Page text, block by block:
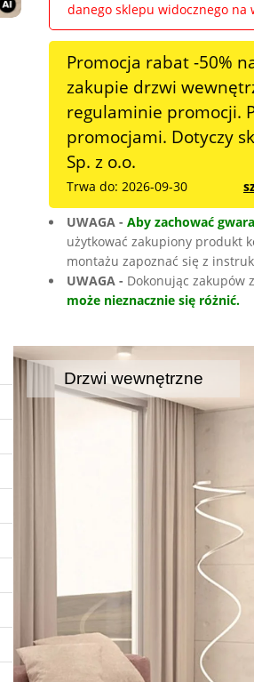
danego sklepu widocznego na
Promocja rabat -50%
zakupie drzwi
regulaminie promocji.
promocjami. Dotyczy
Sp. z o.o.
Trwa do: 2026-09-30
UWAGA -Aby zachować
użytkować zakupiony produkt
montażu zapoznać się z
UWAGA - Dokonując
może nieznacznie się różnić.
Drzwi wewnętrzne